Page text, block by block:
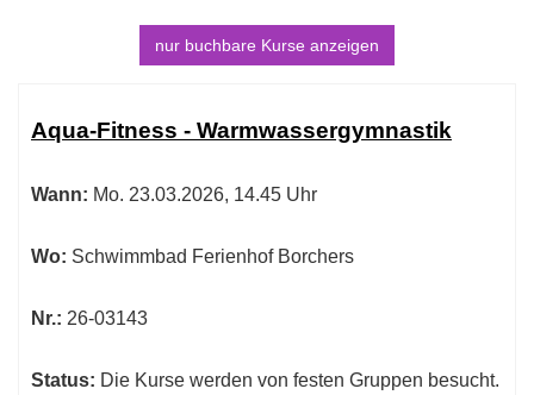
nur buchbare Kurse anzeigen
Tabellenüberschriften
können
werden.
Aqua-Fitness - Warmwassergymnastik
Wann: Mo. 23.03.2026, 14.45 Uhr
Wo: Schwimmbad Ferienhof Borchers
Nr.: 26-03143
Status: Die Kurse werden von festen Gruppen besucht.